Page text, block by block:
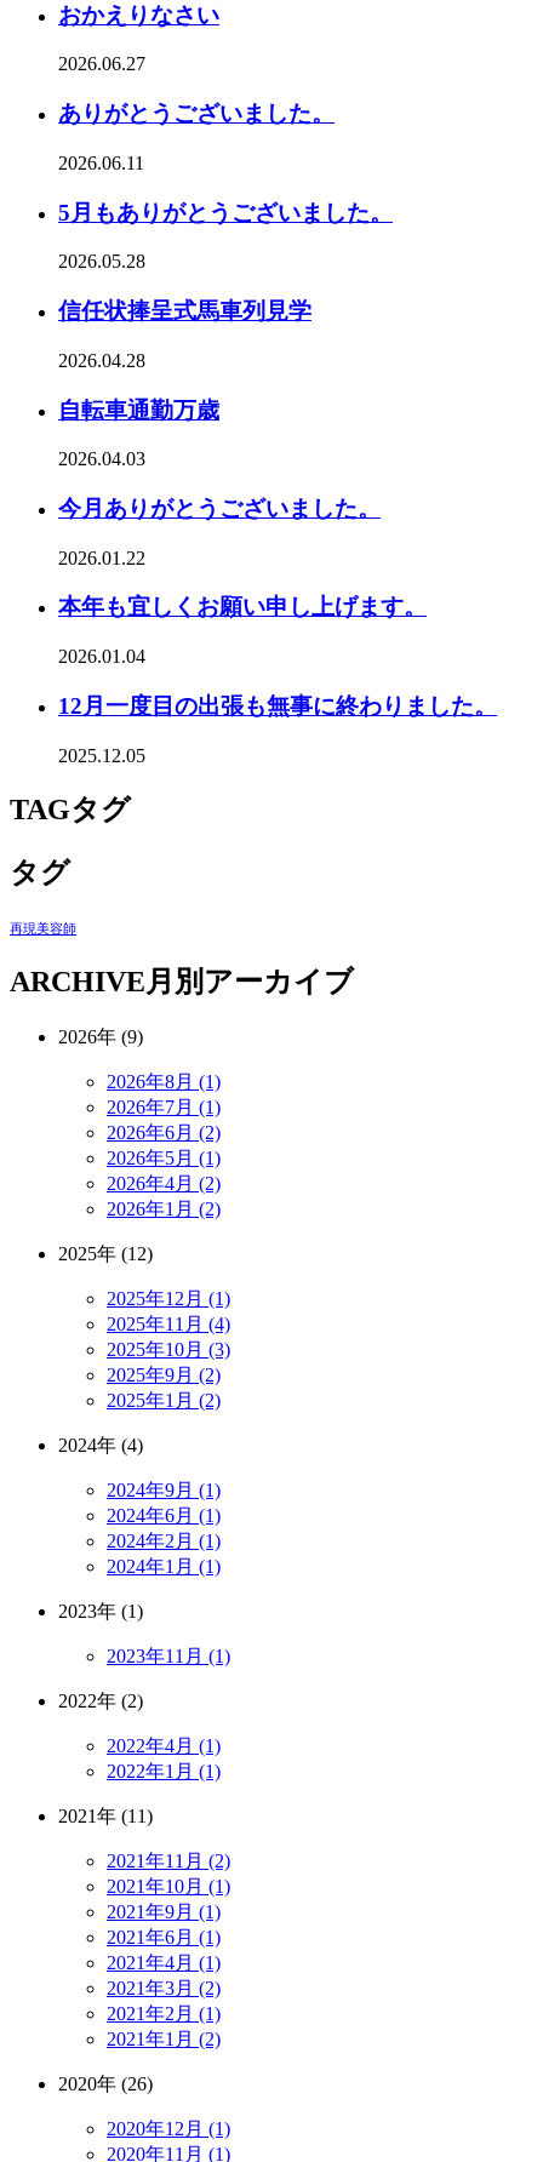
おかえりなさい
2026.06.27
ありがとうございました。
2026.06.11
5月もありがとうございました。
2026.05.28
信任状捧呈式馬車列見学
2026.04.28
自転車通勤万歳
2026.04.03
今月ありがとうございました。
2026.01.22
本年も宜しくお願い申し上げます。
2026.01.04
12月一度目の出張も無事に終わりました。
2025.12.05
TAGタグ
タグ
再現美容師
ARCHIVE月別アーカイブ
2026年 (9)
2026年8月 (1)
2026年7月 (1)
2026年6月 (2)
2026年5月 (1)
2026年4月 (2)
2026年1月 (2)
2025年 (12)
2025年12月 (1)
2025年11月 (4)
2025年10月 (3)
2025年9月 (2)
2025年1月 (2)
2024年 (4)
2024年9月 (1)
2024年6月 (1)
2024年2月 (1)
2024年1月 (1)
2023年 (1)
2023年11月 (1)
2022年 (2)
2022年4月 (1)
2022年1月 (1)
2021年 (11)
2021年11月 (2)
2021年10月 (1)
2021年9月 (1)
2021年6月 (1)
2021年4月 (1)
2021年3月 (2)
2021年2月 (1)
2021年1月 (2)
2020年 (26)
2020年12月 (1)
2020年11月 (1)